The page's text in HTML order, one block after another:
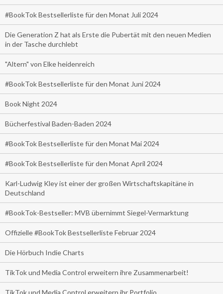
#BookTok Bestsellerliste für den Monat Juli 2024
Die Generation Z hat als Erste die Pubertät mit den neuen Medien
in der Tasche durchlebt
"Altern" von Elke heidenreich
#BookTok Bestsellerliste für den Monat Juni 2024
Book Night 2024
Bücherfestival Baden-Baden 2024
#BookTok Bestsellerliste für den Monat Mai 2024
#BookTok Bestsellerliste für den Monat April 2024
Karl-Ludwig Kley ist einer der großen Wirtschaftskapitäne in
Deutschland
#BookTok-Bestseller: MVB übernimmt Siegel-Vermarktung
Offizielle #BookTok Bestsellerliste Februar 2024
Die Hörbuch Indie Charts
TikTok und Media Control erweitern ihre Zusammenarbeit!